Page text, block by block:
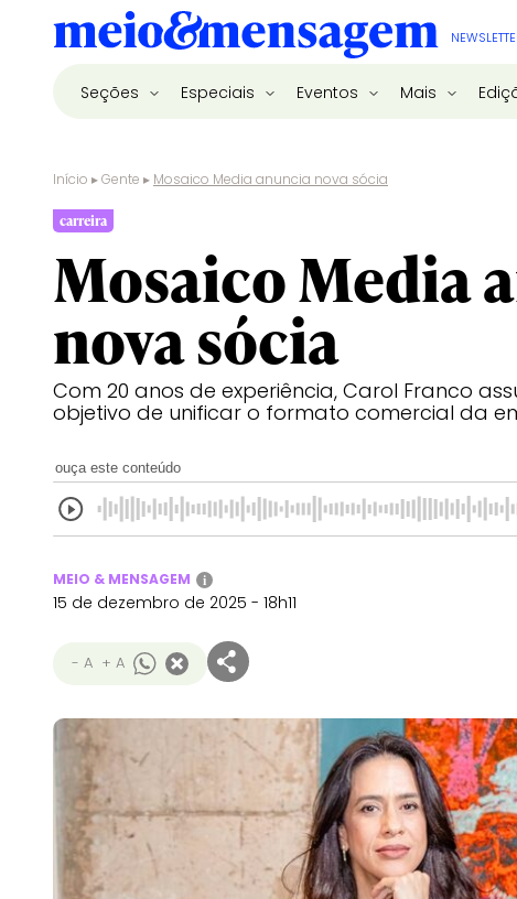
Seções Especiais Eventos Mais
Início ▸Gente ▸ Mosaico Media anuncia nova sócia
carreira
Mosaico Media
nova sócia
Com 20 anos de experiência, Carol Franco
objetivo de unificar o formato comercial da
ouça este conteúdo
MEIO & MENSAGEM i
15 de dezembro de 2025 - 18h11
- A + A